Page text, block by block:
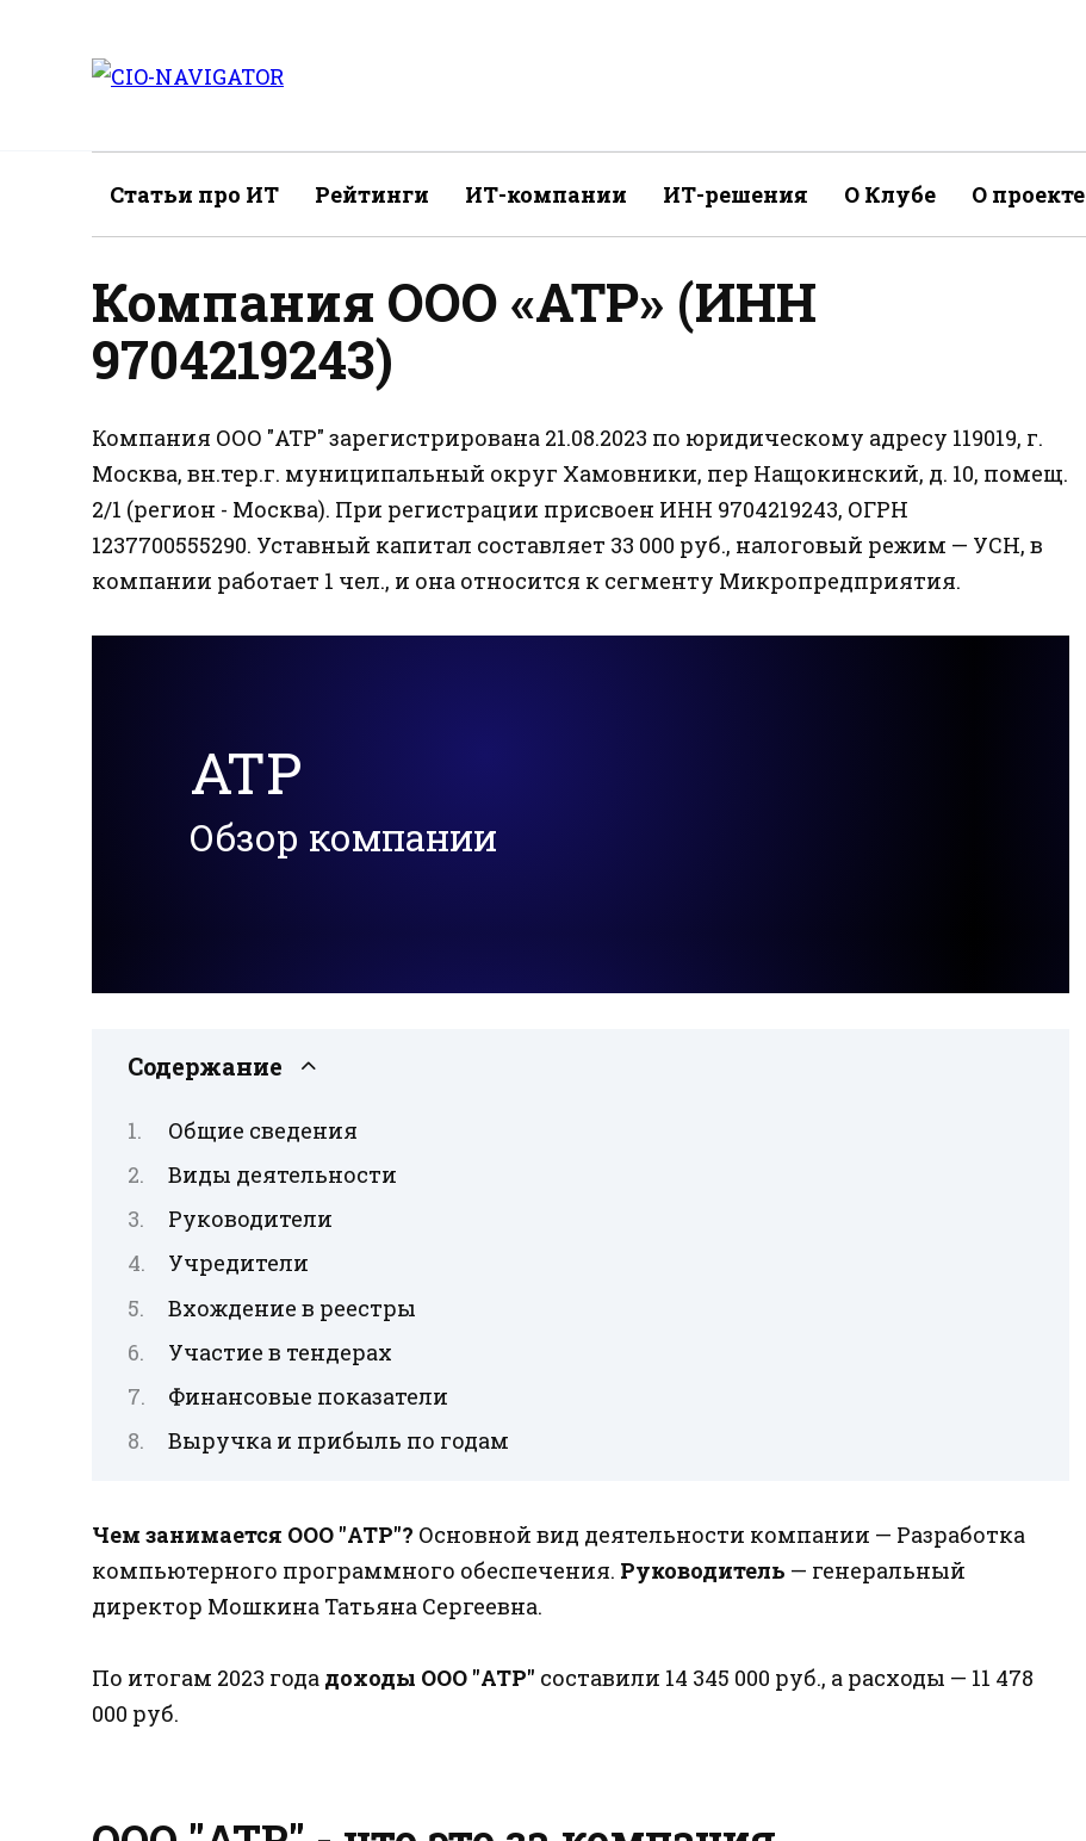
содержанию
Статьи про ИТ Рейтинги ИТ-компании ИТ-решения О Клубе О проекте
Компания ООО «АТР» (ИНН
9704219243)
Компания ООО "АТР" зарегистрирована 21.08.2023 по юридическому адресу 119019, г.
Москва, вн.тер.г. муниципальный округ Хамовники, пер Нащокинский, д. 10, помещ.
2/1 (регион - Москва). При регистрации присвоен ИНН 9704219243, ОГРН
1237700555290. Уставный капитал составляет 33 000 руб., налоговый режим — УСН, в
компании работает 1 чел., и она относится к сегменту Микропредприятия.
АТР
Обзор компании
Содержание
Общие сведения
Виды деятельности
Руководители
Учредители
Вхождение в реестры
Участие в тендерах
Финансовые показатели
Выручка и прибыль по годам
Чем занимается ООО "АТР"? Основной вид деятельности компании — Разработка
компьютерного программного обеспечения. Руководитель — генеральный
директор Мошкина Татьяна Сергеевна.
По итогам 2023 года доходы ООО "АТР" составили 14 345 000 руб., а расходы — 11 478
000 руб.